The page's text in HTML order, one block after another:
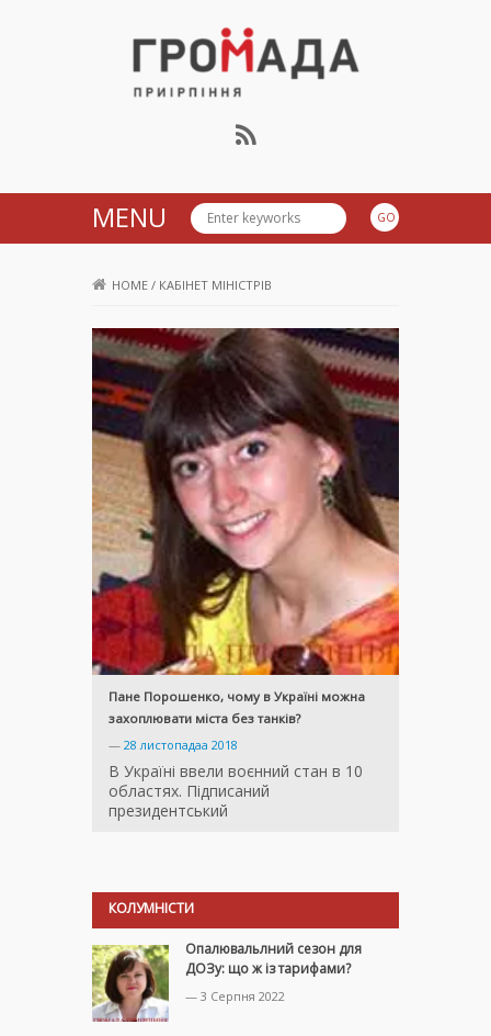
Громада Приірпіння
MENU
HOME / КАБІНЕТ МІНІСТРІВ
Пане Порошенко, чому в Україні можна
захоплювати міста без танків?
— 28 листопадаа 2018
В Україні ввели воєнний стан в 10
областях. Підписаний
президентський
КОЛУМНІСТИ
Опалювальлний сезон для
ДОЗу: що ж із тарифами?
— 3 Серпня 2022